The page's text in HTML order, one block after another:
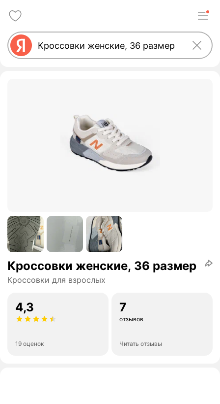
Кроссовки женские, 36 размер
Кроссовки для взрослых
4,3
19 оценок
7
отзывов
Читать отзывы